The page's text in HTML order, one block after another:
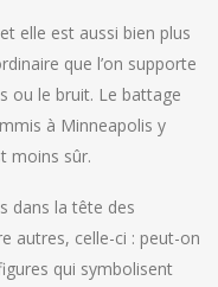
elle est aussi bien plus
que l’on supporte
ou le bruit. Le battage
à Minneapolis y
moins sûr.
dans la tête des
autres, celle-ci : peut-on
qui symbolisent